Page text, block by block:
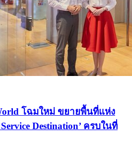
โฉมใหม่ ขยายพื้นที่แห่ง
Destination’ ครบในที่